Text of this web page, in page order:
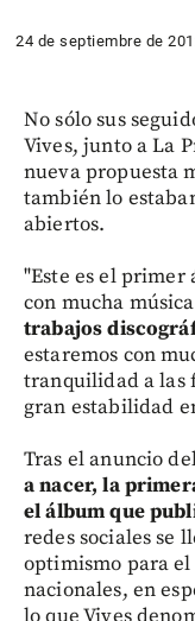
24 de septiembre de
No sólo sus
Vives, junto a La
nueva propuesta
también lo
abiertos.
"Este es el primer
con mucha
trabajos
estaremos con
tranquilidad a las
gran estabilidad
Tras el anuncio
a nacer, la
el álbumque
redes sociales se
optimismo para
nacionales, en